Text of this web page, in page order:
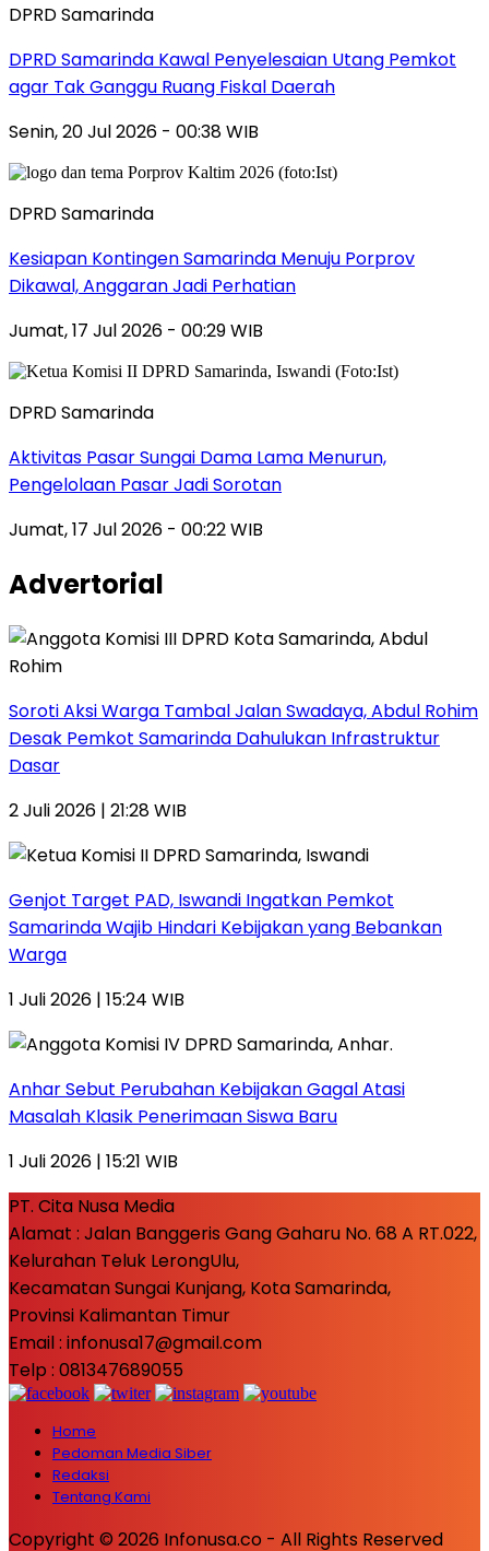
DPRD Samarinda
DPRD Samarinda Kawal Penyelesaian Utang Pemkot
agar Tak Ganggu Ruang Fiskal Daerah
Senin, 20 Jul 2026 - 00:38 WIB
DPRD Samarinda
Kesiapan Kontingen Samarinda Menuju Porprov
Dikawal, Anggaran Jadi Perhatian
Jumat, 17 Jul 2026 - 00:29 WIB
DPRD Samarinda
Aktivitas Pasar Sungai Dama Lama Menurun,
Pengelolaan Pasar Jadi Sorotan
Jumat, 17 Jul 2026 - 00:22 WIB
Advertorial
Soroti Aksi Warga Tambal Jalan Swadaya, Abdul Rohim
Desak Pemkot Samarinda Dahulukan Infrastruktur
Dasar
2 Juli 2026 | 21:28 WIB
Genjot Target PAD, Iswandi Ingatkan Pemkot
Samarinda Wajib Hindari Kebijakan yang Bebankan
Warga
1 Juli 2026 | 15:24 WIB
Anhar Sebut Perubahan Kebijakan Gagal Atasi
Masalah Klasik Penerimaan Siswa Baru
1 Juli 2026 | 15:21 WIB
PT. Cita Nusa Media
Alamat : Jalan Banggeris Gang Gaharu No. 68 A RT.022,
Kelurahan Teluk LerongUlu,
Kecamatan Sungai Kunjang, Kota Samarinda,
Provinsi Kalimantan Timur
Email : infonusa17@gmail.com
Telp : 081347689055
Home
Pedoman Media Siber
Redaksi
Tentang Kami
Copyright © 2026 Infonusa.co - All Rights Reserved